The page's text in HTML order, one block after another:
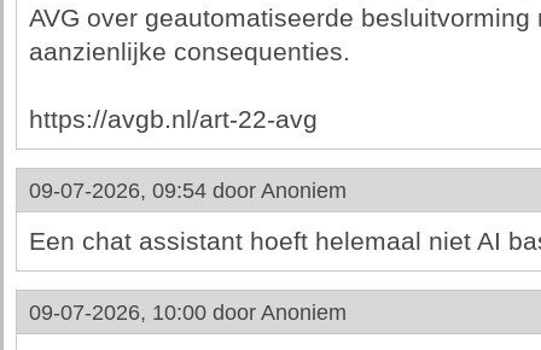
AVG over geautomatiseerde
aanzienlijke consequenties.
https://avgb.nl/art-22-avg
09-07-2026, 09:54 door Anoniem
Een chat assistant hoeft helemaal niet AI
09-07-2026, 10:00 door Anoniem